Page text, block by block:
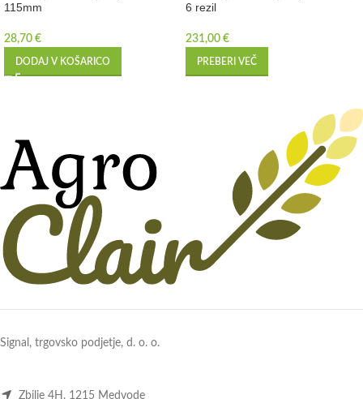
115mm
28,70 €
DODAJ V KOŠARICO
6 rezil
231,00 €
PREBERI VEČ
Signal, trgovsko podjetje, d. o. o.
Zbilje 4H, 1215 Medvode